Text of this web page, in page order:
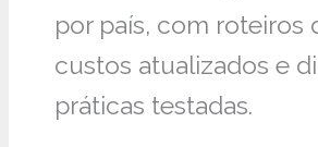
por país, com roteiros
custos atualizados e
práticas testadas.